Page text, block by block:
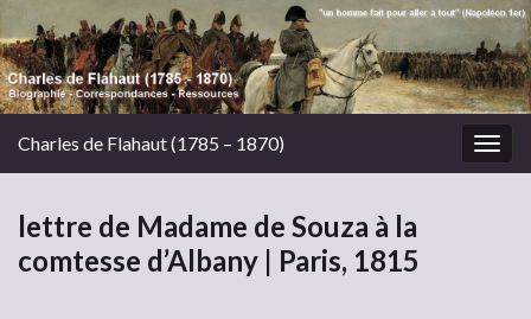
Charles de Flahaut (1785 – 1870)
lettre de Madame de Souza à la
comtesse d’Albany | Paris, 1815